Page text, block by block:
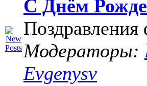
С Днём
Модераторы:
Evgenysv